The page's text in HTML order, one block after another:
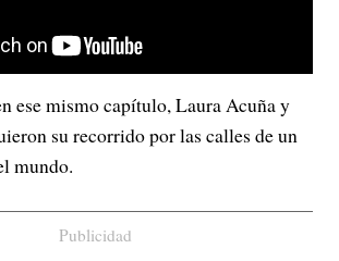
ese mismo capítulo, Laura Acuña y
su recorrido por las calles de un
mundo.
Publicidad